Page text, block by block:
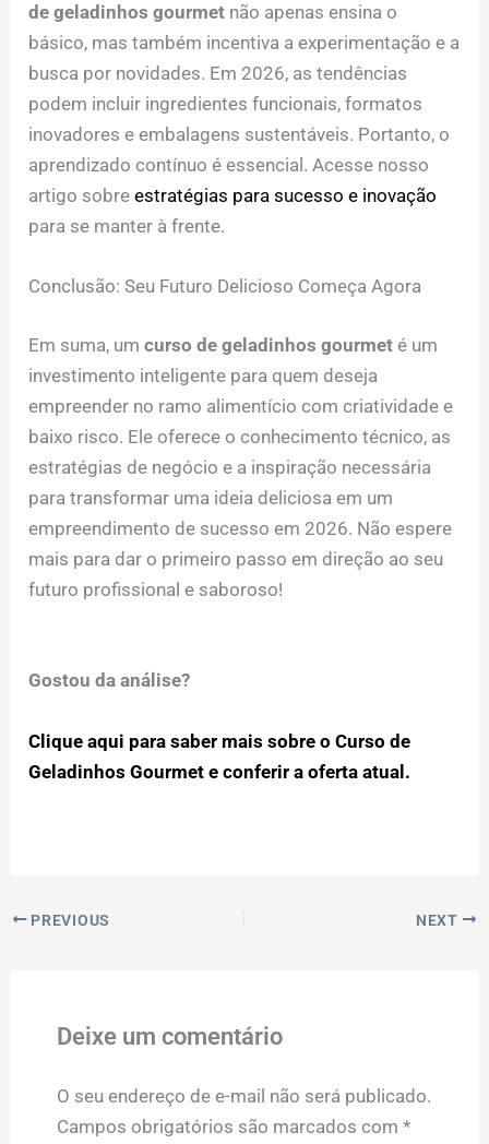
de geladinhos gourmet não apenas ensina o
básico, mas também incentiva a experimentação e a
busca por novidades. Em 2026, as tendências
podem incluir ingredientes funcionais, formatos
inovadores e embalagens sustentáveis. Portanto, o
aprendizado contínuo é essencial. Acesse nosso
artigo sobreestratégias para sucesso e inovação
para se manter à frente.
Conclusão: Seu Futuro Delicioso Começa Agora
Em suma, umcurso de geladinhos gourmet é um
investimento inteligente para quem deseja
empreender no ramo alimentício com criatividade e
baixo risco. Ele oferece o conhecimento técnico, as
estratégias de negócio e a inspiração necessária
para transformar uma ideia deliciosa em um
empreendimento de sucesso em 2026. Não espere
mais para dar o primeiro passo em direção ao seu
futuro profissional e saboroso!
Gostou da análise?
Clique aqui para saber mais sobre o Curso de
Geladinhos Gourmet e conferir a oferta atual.
PREVIOUS NEXT
Deixe um comentário
O seu endereço de e-mail não será publicado.
Campos obrigatórios são marcados com *